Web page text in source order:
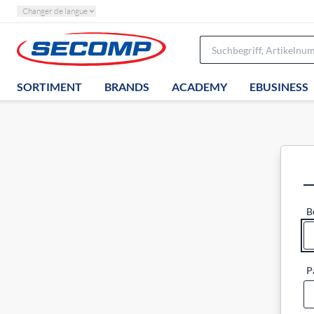
Changer de langue
SORTIMENT BRANDS ACADEMY EBUSINESS